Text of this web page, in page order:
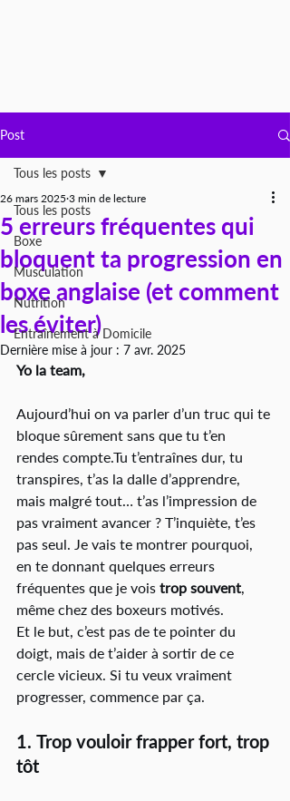
Post
Tous les posts
Boxe
Musculation
Nutrition
Entraînement à Domicile
Tous les posts
5 erreurs fréquentes qui
bloquent ta progression en
boxe anglaise (et comment
les éviter)
26 mars 2025 3 min de lecture
Dernière mise à jour : 7 avr. 2025
Yo la team,
Aujourd’hui on va parler d’un truc qui te
bloque sûrement sans que tu t’en
rendes compte.Tu t’entraînes dur, tu
transpires, t’as la dalle d’apprendre,
mais malgré tout… t’as l’impression de
pas vraiment avancer ? T’inquiète, t’es
pas seul. Je vais te montrer pourquoi,
en te donnant quelques erreurs
fréquentes que je vois trop souvent,
même chez des boxeurs motivés.
Et le but, c’est pas de te pointer du
doigt, mais de t’aider à sortir de ce
cercle vicieux. Si tu veux vraiment
progresser, commence par ça.
1. Trop vouloir frapper fort, trop
tôt